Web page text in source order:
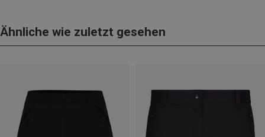
Ähnliche wie zuletzt gesehen